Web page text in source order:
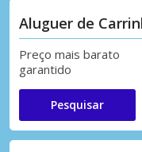
Aluguer de
Preço mais barato
garantido
Pesquisar